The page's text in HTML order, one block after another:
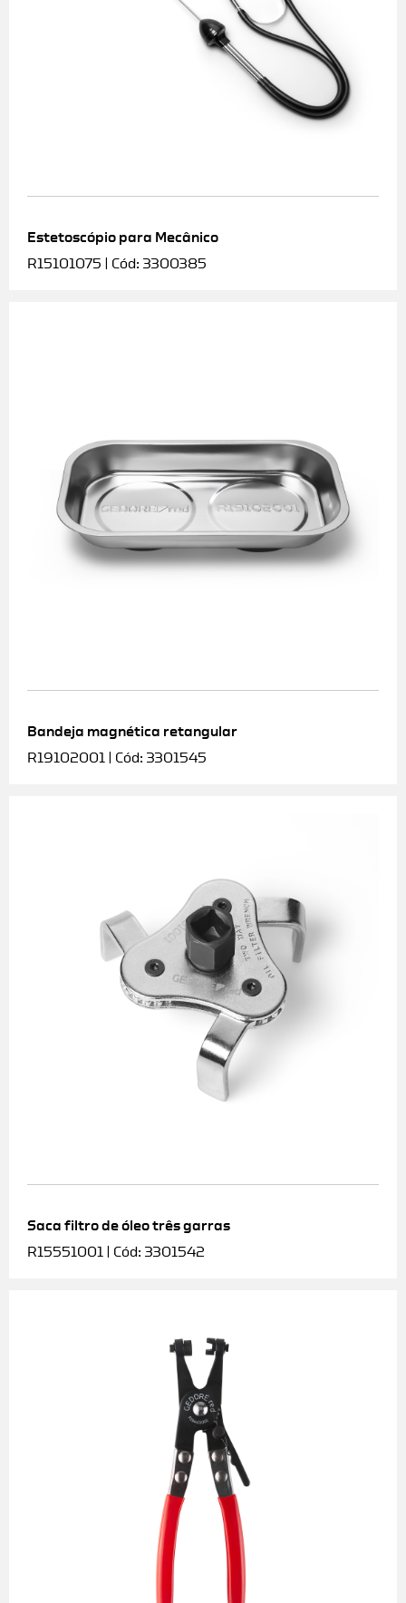
Estetoscópio para Mecânico
R15101075 | Cód: 3300385
Bandeja magnética retangular
R19102001 | Cód: 3301545
Saca filtro de óleo três garras
R15551001 | Cód: 3301542